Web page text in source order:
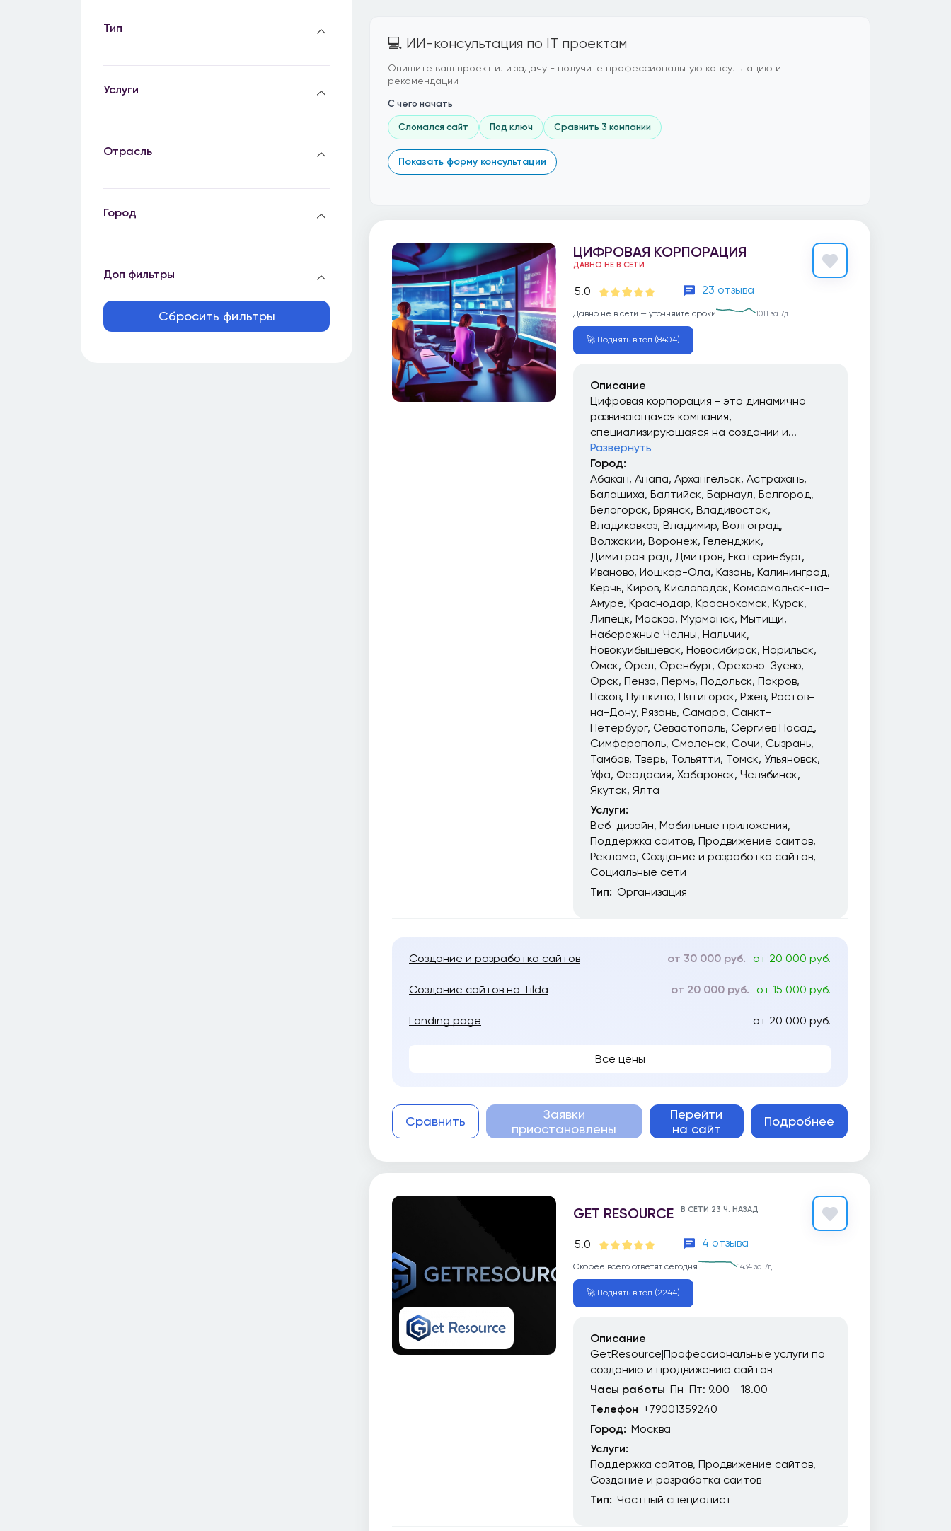
Тип
Услуги
Отрасль
Город
Доп фильтры
Сбросить фильтры
💻 ИИ-консультация по IT проектам
Опишите ваш проект или задачу - получите профессиональную консультацию и
рекомендации
С чего начать
Сломался сайт Под ключ Сравнить 3 компании
Показать форму консультации
ЦИФРОВАЯ КОРПОРАЦИЯ
ДАВНО НЕ В СЕТИ
5.0 23 отзыва
Давно не в сети — уточняйте сроки 1011 за 7д
🚀 Поднять в топ (8404)
Описание
Цифровая корпорация - это динамично
развивающаяся компания,
специализирующаяся на создании и...
Развернуть
Город:
Абакан Анапа Архангельск Астрахань
Балашиха Балтийск Барнаул Белгород
Белогорск Брянск Владивосток
Владикавказ Владимир Волгоград
Волжский Воронеж Геленджик
Димитровград
Дмитров Екатеринбург
Иваново Йошкар-Ола Казань Калининград
Керчь Киров Кисловодск Комсомольск-на-
Амуре Краснодар Краснокамск Курск
Липецк Москва Мурманск Мытищи
Набережные Челны Нальчик
Новокуйбышевск Новосибирск Норильск
Омск Орел Оренбург Орехово-Зуево
Орск Пенза Пермь Подольск Покров
Псков Пушкино Пятигорск Ржев Ростов-
на-Дону Рязань Самара Санкт-
Петербург Севастополь Сергиев Посад
Симферополь Смоленск Сочи Сызрань
Тамбов Тверь Тольятти Томск Ульяновск
Уфа Феодосия Хабаровск Челябинск
Якутск Ялта
Услуги:
Веб-дизайн Мобильные приложения
Поддержка сайтов Продвижение сайтов
Реклама Создание и разработка сайтов
Социальные сети
Тип: Организация
Создание и разработка сайтов от 30 000 руб. от 20 000 руб.
Создание сайтов на Tilda от 20 000 руб. от 15 000 руб.
Landing page от 20 000 руб.
Все цены
Сравнить
Заявки
приостановлены
Перейти
на сайт
Подробнее
GET RESOURCE В СЕТИ 23 Ч. НАЗАД
5.0 4 отзыва
Скорее всего ответят сегодня 1434 за 7д
🚀 Поднять в топ (2244)
Описание
GetResource|Профессиональные услуги по
созданию и продвижению сайтов
Часы работы Пн-Пт: 9.00 - 18.00
Телефон +79001359240
Город: Москва
Услуги:
Поддержка сайтов Продвижение сайтов
Создание и разработка сайтов
Тип: Частный специалист